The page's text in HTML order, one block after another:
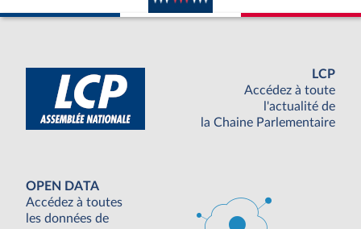
LCP
Accédez à toute
l'actualité de
la Chaine Parlementaire
OPEN DATA
Accédez à toutes
les données de